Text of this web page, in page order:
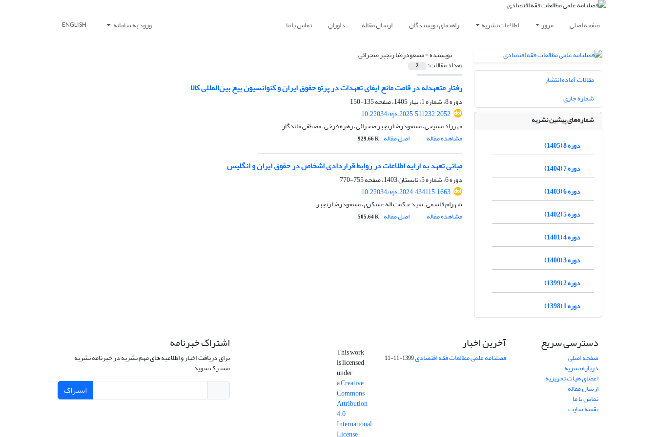
صفحه اصلی مرور اطلاعات نشریه راهنمای نویسندگان ارسال مقاله داوران تماس با ما ورود به سامانه ENGLISH
نویسنده =مسعودرضا رنجبر صحرائی
تعداد مقالات: 2
رفتار متعهدله در قامت مانع ایفای تعهدات در پرتو حقوق ایران و کنوانسیون بیع بین‌المللی کالا
دوره 8، شماره 1، بهار 1405، صفحه
135-150
10.22034/ejs.2025.511232.2052
مهرزاد مسیحی، مسعودرضا رنجبر صحرائی، زهره فرخی، مصطفی ماندگار
مشاهده مقاله
اصل مقاله 929.66 K
مبانی تعهد به ارایه اطلاعات در روابط قراردادی اشخاص در حقوق ایران و انگلیس
دوره 6، شماره 5، تابستان 1403، صفحه
755-770
10.22034/ejs.2024.434115.1663
شهرام قاسمی، سید حکمت اله عسکری، مسعودرضا رنجبر
مشاهده مقاله
اصل مقاله 505.64 K
مقالات آماده انتشار
شماره جاری
شماره‌های پیشین نشریه
دوره 8 (1405)
دوره 7 (1404)
دوره 6 (1403)
دوره 5 (1402)
دوره 4 (1401)
دوره 3 (1400)
دوره 2 (1399)
دوره 1 (1398)
دسترسی سریع
صفحه اصلی
درباره نشریه
اعضای هیات تحریریه
ارسال مقاله
تماس با ما
نقشه سایت
آخرین اخبار
فصلنامه علمی مطالعات فقه اقتصادی1399-11-11
This work
is licensed
under
aCreative
Commons
Attribution
4.0
International
License
اشتراک خبرنامه
برای دریافت اخبار و اطلاعیه های مهم نشریه در خبرنامه نشریه
مشترک شوید.
اشتراک